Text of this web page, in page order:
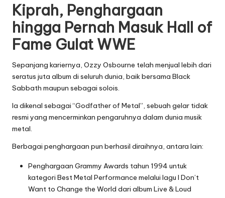
Kiprah, Penghargaan
hingga Pernah Masuk Hall of
Fame Gulat WWE
Sepanjang kariernya, Ozzy Osbourne telah menjual lebih dari
seratus juta album di seluruh dunia, baik bersama Black
Sabbath maupun sebagai solois.
Ia dikenal sebagai “Godfather of Metal”, sebuah gelar tidak
resmi yang mencerminkan pengaruhnya dalam dunia musik
metal.
Berbagai penghargaan pun berhasil diraihnya, antara lain:
Penghargaan Grammy Awards tahun 1994 untuk
kategori Best Metal Performance melalui lagu I Don’t
Want to Change the World dari album Live & Loud